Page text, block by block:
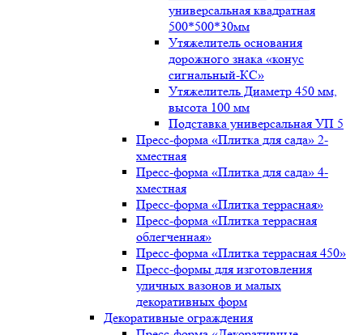
универсальная квадратная
500*500*30мм
Утяжелитель основания
дорожного знака «конус
сигнальный-КС»
Утяжелитель Диаметр 450 мм,
высота 100 мм
Подставка универсальная УП 5
Пресс-форма «Плитка для сада» 2-
хместная
Пресс-форма «Плитка для сада» 4-
хместная
Пресс-форма «Плитка террасная»
Пресс-форма «Плитка террасная
облегченная»
Пресс-форма «Плитка террасная 450»
Пресс-формы для изготовления
уличных вазонов и малых
декоративных форм
Декоративные ограждения